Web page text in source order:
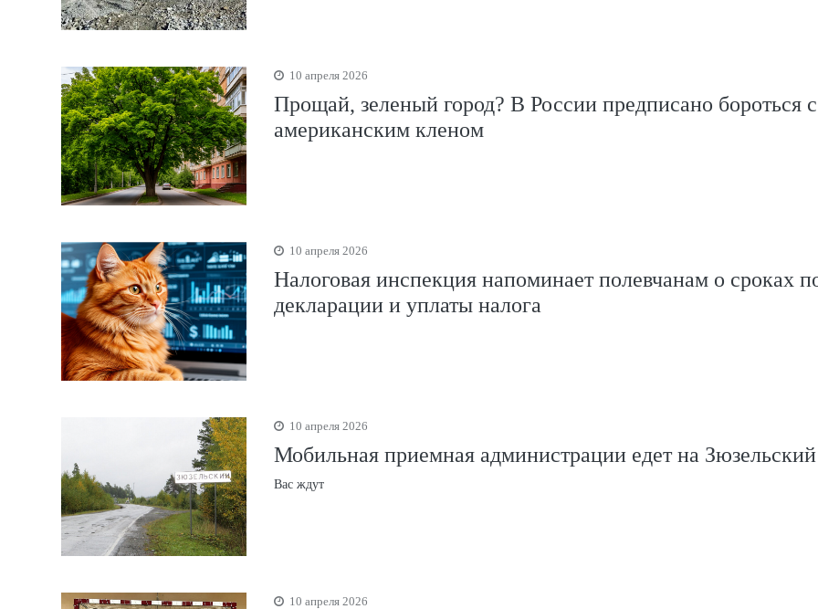
10 апреля 2026
Прощай, зеленый город? В России предписано бороться с
американским кленом
10 апреля 2026
Налоговая инспекция напоминает полевчанам о сроках
декларации и уплаты налога
10 апреля 2026
Мобильная приемная администрации едет на Зюзельский
Вас ждут
10 апреля 2026